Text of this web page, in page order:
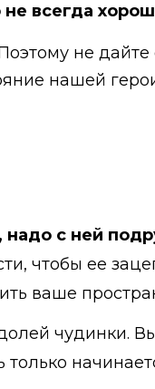
всегда
не
нашей
с ней
чтобы ее
ваше
чудинки.